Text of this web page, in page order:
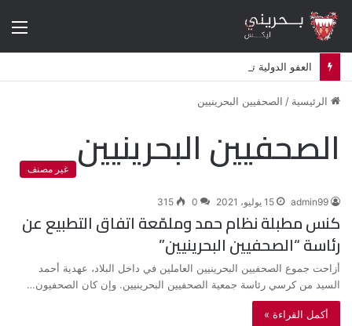
الرئيسية / الصحفيين البحرينيين
الصحفيين البحرينيين غير مصنف
admin99 15 يوليو، 2021 0
315
كنس مطبلة نظام حمد وملمّعة اتفاق التطبيع عن
رئاسة “الصحفيين البحرينيين”
أزاحت جموع الصحفيين البحرينيين العاملين في داخل البلاد، عهدية أحمد
السيد من كرسي رئاسة جمعية الصحفيين البحرينيين. وإن كان الصحفيون…
أكمل القراءة »